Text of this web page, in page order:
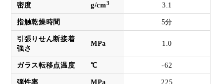
密度 g/cm3 3.1
指触乾燥時間 5分
引張りせん断接着
強さ
MPa 1.0
ガラス転移点温度 ℃ -62
弾性率 MPa 225